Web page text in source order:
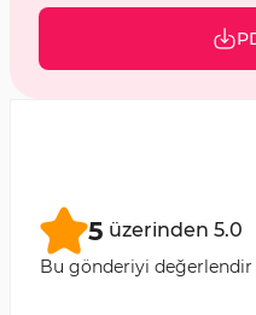
5 üzerinden 5.0
Bu gönderiyi değerlendir